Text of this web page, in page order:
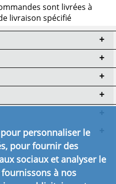
sont livrées à
livraison spécifié
et de livraison
plus.
personnaliser le
pour fournir des
sociaux et analyser le
à nos